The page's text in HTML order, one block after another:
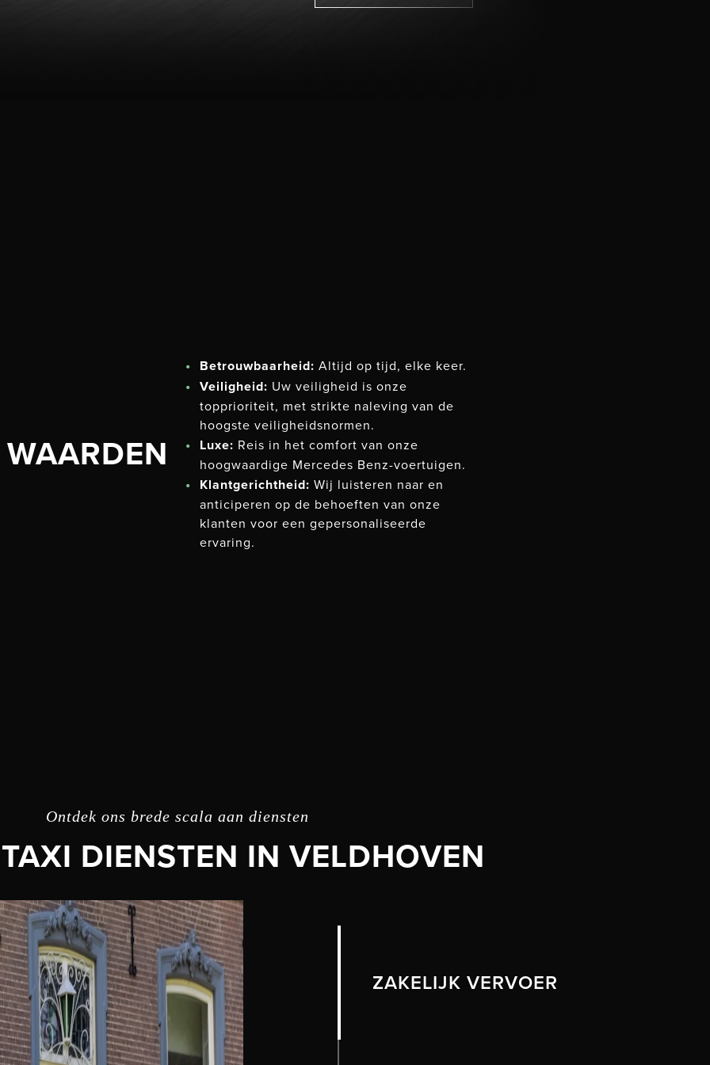
Betrouwbaarheid: Altijd op tijd, elke keer.
Veiligheid: Uw veiligheid is onze
topprioriteit, met strikte naleving van de
hoogste veiligheidsnormen.
Luxe: Reis in het comfort van onze
hoogwaardige Mercedes Benz-voertuigen.
Klantgerichtheid: Wij luisteren naar en
anticiperen op de behoeften van onze
klanten voor een gepersonaliseerde
ervaring.
Ontdek ons brede scala aan diensten
DIENSTEN IN VELDHOVEN
ZAKELIJK VERVOER